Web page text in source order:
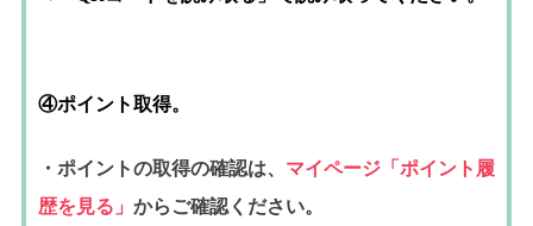
④ポイント取得。
・ポイントの取得の確認は、 マイページ「ポイント履
歴を見る」 からご確認ください。